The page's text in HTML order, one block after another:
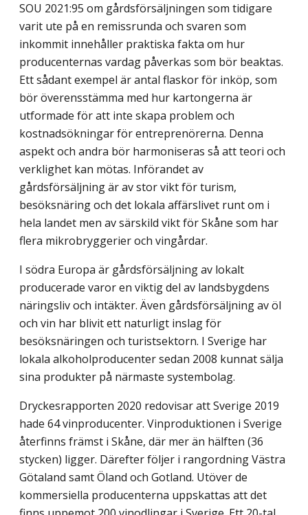
SOU 2021:95 om gårdsförsäljningen som tidigare
varit ute på en remissrunda och svaren som
inkommit innehåller praktiska fakta om hur
producenternas vardag påverkas som bör beaktas.
Ett sådant exempel är antal flaskor för inköp, som
bör överensstämma med hur kartongerna är
utformade för att inte skapa problem och
kostnadsökningar för entreprenörerna. Denna
aspekt och andra bör harmoniseras så att teori och
verklighet kan mötas. Införandet av
gårdsförsäljning är av stor vikt för turism,
besöksnäring och det lokala affärslivet runt om i
hela landet men av särskild vikt för Skåne som har
flera mikrobryggerier och vingårdar.
I södra Europa är gårdsförsäljning av lokalt
producerade varor en viktig del av landsbygdens
näringsliv och intäkter. Även gårdsförsäljning av öl
och vin har blivit ett naturligt inslag för
besöksnäringen och turistsektorn. I Sverige har
lokala alkoholprodu­center sedan 2008 kunnat sälja
sina produkter på närmaste systembolag.
Dryckesrapporten 2020 redovisar att Sverige 2019
hade 64 vinproducenter. Vin­produktionen i Sverige
återfinns främst i Skåne, där mer än hälften (36
stycken) ligger. Därefter följer i rangordning Västra
Götaland samt Öland och Gotland. Utöver de
kommersiella producenterna uppskattas att det